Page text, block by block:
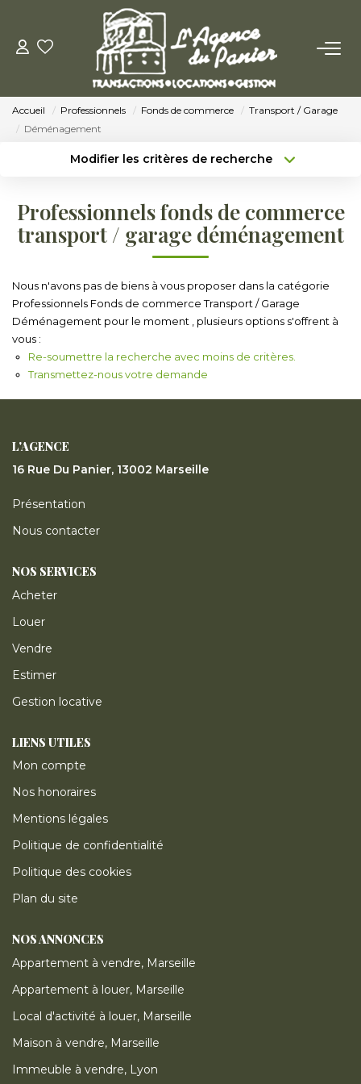
ACHETER
LOUER
Louer
VENDRE
ESTIMER
NOTRE AGENCE
Accueil Professionnels Fonds de commerce
Transport / Garage
Déménagement
Modifier les critères de recherche
Sélectionnez...
Type de bien
Surface min
Créer une alerte
Professionnels fonds de commerce
transport / garage déménagement
Nous n'avons pas de biens à vous proposer dans la catégorie
Professionnels Fonds de commerce Transport / Garage
Déménagement pour le moment , plusieurs options s'offrent à
vous :
Re-soumettre la recherche avec moins de critères.
Transmettez-nous votre demande
L'AGENCE
16 Rue Du Panier, 13002 Marseille
Présentation
Nous contacter
NOS SERVICES
Acheter
Louer
Vendre
Estimer
Gestion locative
LIENS UTILES
Mon compte
Nos honoraires
Mentions légales
Politique de confidentialité
Politique des cookies
Plan du site
NOS ANNONCES
Appartement à vendre, Marseille
Appartement à louer, Marseille
Local d'activité à louer, Marseille
Maison à vendre, Marseille
Immeuble à vendre, Lyon